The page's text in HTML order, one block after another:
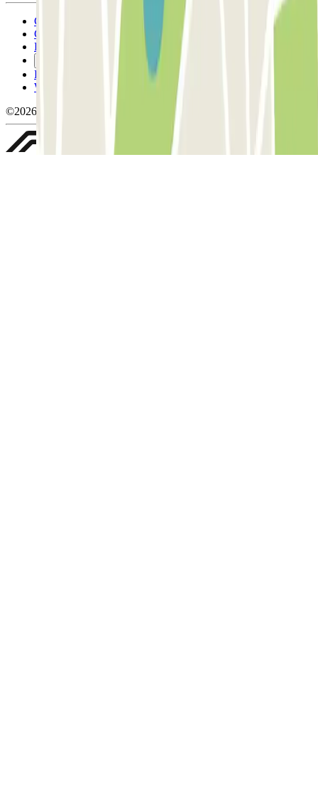
Conditions générales d'utilisation et contrat
Conditions d'annulation
Politique relative aux cookies
Politique de confidentialité
Whistleblowing
©2026 Parclick. Tous droits réservés